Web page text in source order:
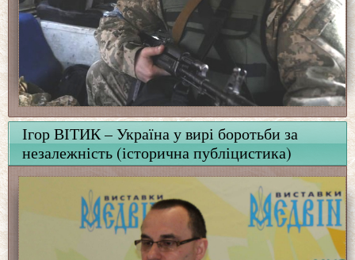
Ігор ВІТИК – Україна у вирі боротьби за
незалежність (історична публіцистика)